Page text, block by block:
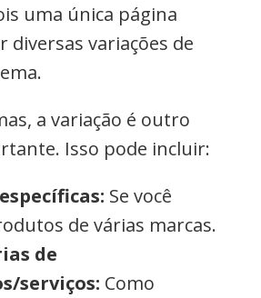
uma única página
diversas variações de
a variação é outro
Isso pode incluir:
Se você
de várias marcas.
de
serviços: Como